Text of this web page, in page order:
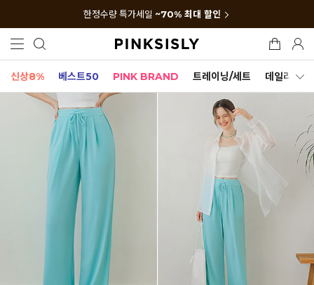
한정수량 특가세일 ~70% 최대 할인
신상8% 베스트50 PINK BRAND 트레이닝/세트 데일리세트